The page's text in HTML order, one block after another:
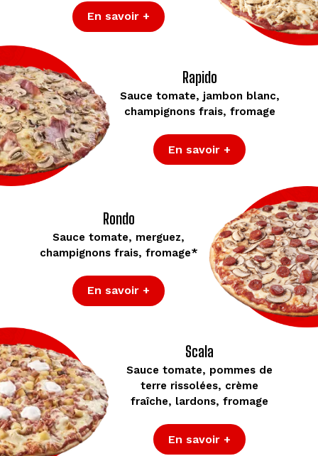
En savoir +
Rapido
Sauce tomate, jambon blanc,
champignons frais, fromage
En savoir +
Rondo
Sauce tomate, merguez,
champignons frais, fromage*
En savoir +
Scala
Sauce tomate, pommes de
terre rissolées, crème
fraîche, lardons, fromage
En savoir +